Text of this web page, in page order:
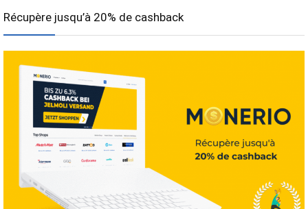
Récupère jusqu’à 20% de cashback